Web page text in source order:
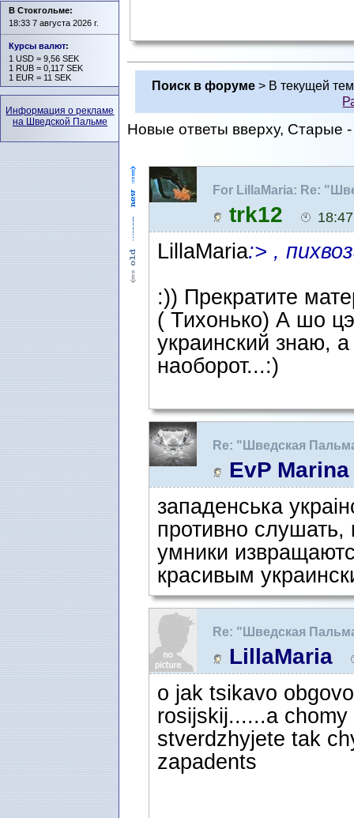
Поиск в форуме > В текущей
Новые ответы вверху, Старые -
For LillaMaria: Re:
Одноклассниках
trk12 18:47
LillaMaria:> ,
:)) Прекратите
( Тихонько) А шо
украинский знаю,
наоборот...:)
Re: "Шведская
EvP Marina
западенська
противно слушать,
умники
красивым
Re: "Шведская
LillaMaria
o jak tsikavo
rosijskij......a
stverdzhyjete tak
zapadents
В Стокгольме:
18:33 7 августа 2026 г.
Курсы валют:
1 USD = 9,56 SEK
1 RUB = 0,117 SEK
1 EUR = 11 SEK
Информация о рекламе
на Шведской Пальме